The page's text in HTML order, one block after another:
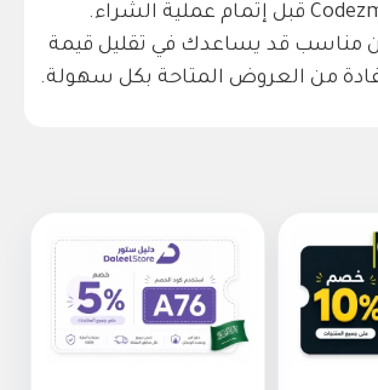
على Codezmart قبل إتمام عملية الشراء.
مناسب قد يساعدك في تقليل قيمة
من العروض المتاحة بكل سهولة.